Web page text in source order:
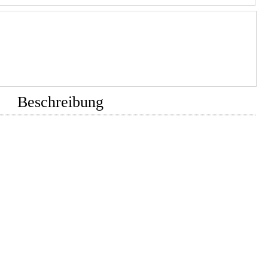
Beschreibung